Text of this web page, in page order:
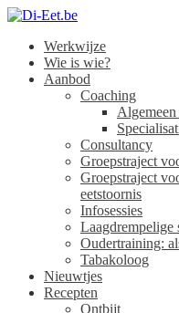
Di-Eet.be
Werkwijze
Wie is wie?
Aanbod
Coaching
Algemeen
Consultancy
Groepstraject
Groepstraject
eetstoornis
Infosessies
Laagdrempelige
Oudertraining:
Tabakoloog
Nieuwtjes
Recepten
Ontbijt